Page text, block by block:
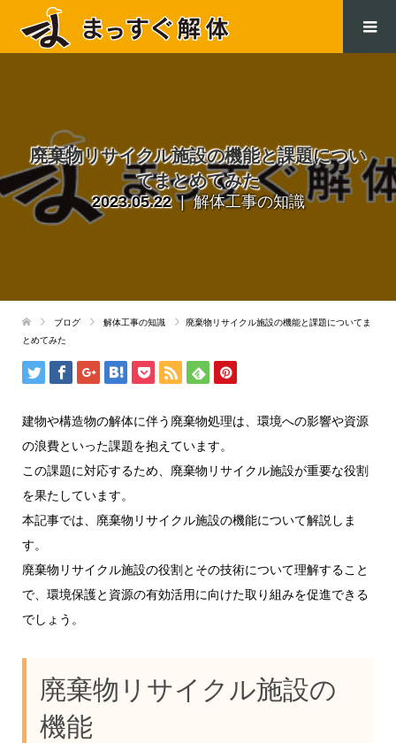
廃棄物リサイクル施設の機能と課題につい
てまとめてみた
2023.05.22 解体工事の知識
ブログ 解体工事の知識
廃棄物リサイクル施設の機能と課題についてま
とめてみた
建物や構造物の解体に伴う廃棄物処理は、環境への影響や資源
の浪費といった課題を抱えています。
この課題に対応するため、廃棄物リサイクル施設が重要な役割
を果たしています。
本記事では、廃棄物リサイクル施設の機能について解説しま
す。
廃棄物リサイクル施設の役割とその技術について理解すること
で、環境保護と資源の有効活用に向けた取り組みを促進できる
でしょう。
廃棄物リサイクル施設の
機能